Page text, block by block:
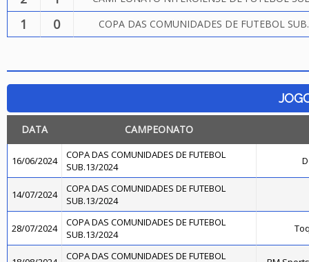
1 0 COPA DAS COMUNIDADES DE FUTEBOL
DATA CAMPEONATO
16/06/2024
COPA DAS COMUNIDADES DE FUTEBOL
SUB.13/2024
14/07/2024
COPA DAS COMUNIDADES DE FUTEBOL
SUB.13/2024
28/07/2024
COPA DAS COMUNIDADES DE FUTEBOL
SUB.13/2024
COPA DAS COMUNIDADES DE FUTEBOL